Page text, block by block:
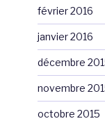
février 2016
janvier 2016
décembre
novembre
octobre 2015